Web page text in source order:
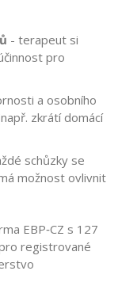
- terapeut si
pro
a osobního
zkrátí domácí
schůzky se
možnost ovlivnit
EBP‑CZ s 127
registrované